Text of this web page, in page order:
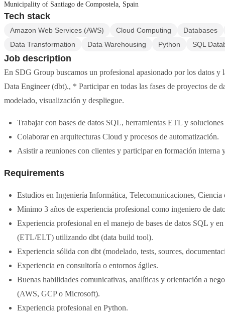
Municipality of Santiago de Compostela, Spain
Tech stack
Amazon Web Services (AWS) Cloud Computing
Databases
Data Transformation
Data Warehousing Python SQL
Job description
En SDG Group buscamos un profesional apasionado por los datos
Data Engineer (dbt)., * Participar en todas las fases de proyectos de
modelado, visualización y despliegue.
Trabajar con bases de datos SQL, herramientas ETL y
Colaborar en arquitecturas Cloud y procesos de automatización.
Asistir a reuniones con clientes y participar en formación interna
Requirements
Estudios en Ingeniería Informática, Telecomunicaciones,
Mínimo 3 años de experiencia profesional como ingeniero de
Experiencia profesional en el manejo de bases de datos SQL y
(ETL/ELT) utilizando dbt (data build tool).
Experiencia sólida con dbt (modelado, tests, sources,
Experiencia en consultoría o entornos ágiles.
Buenas habilidades comunicativas, analíticas y orientación a
(AWS, GCP o Microsoft).
Experiencia profesional en Python.